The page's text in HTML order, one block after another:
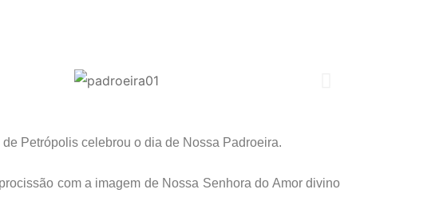
Petrópolis celebrou o dia de Nossa Padroeira.
com a imagem de Nossa Senhora do Amor divino